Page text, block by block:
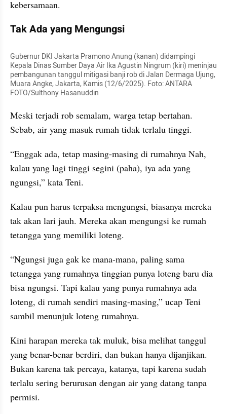
kebersamaan.
Tak Ada yang Mengungsi
Gubernur DKI Jakarta Pramono Anung (kanan) didampingi
Kepala Dinas Sumber Daya Air Ika Agustin Ningrum (kiri) meninjau
pembangunan tanggul mitigasi banji rob di Jalan Dermaga Ujung,
Muara Angke, Jakarta, Kamis (12/6/2025). Foto: ANTARA
FOTO/Sulthony Hasanuddin
Meski terjadi rob semalam, warga tetap bertahan.
Sebab, air yang masuk rumah tidak terlalu tinggi.
“Enggak ada, tetap masing-masing di rumahnya Nah,
kalau yang lagi tinggi segini (paha), iya ada yang
ngungsi,” kata Teni.
Kalau pun harus terpaksa mengungsi, biasanya mereka
tak akan lari jauh. Mereka akan mengungsi ke rumah
tetangga yang memiliki loteng.
“Ngungsi juga gak ke mana-mana, paling sama
tetangga yang rumahnya tinggian punya loteng baru dia
bisa ngungsi. Tapi kalau yang punya rumahnya ada
loteng, di rumah sendiri masing-masing,” ucap Teni
sambil menunjuk loteng rumahnya.
Kini harapan mereka tak muluk, bisa melihat tanggul
yang benar-benar berdiri, dan bukan hanya dijanjikan.
Bukan karena tak percaya, katanya, tapi karena sudah
terlalu sering berurusan dengan air yang datang tanpa
permisi.